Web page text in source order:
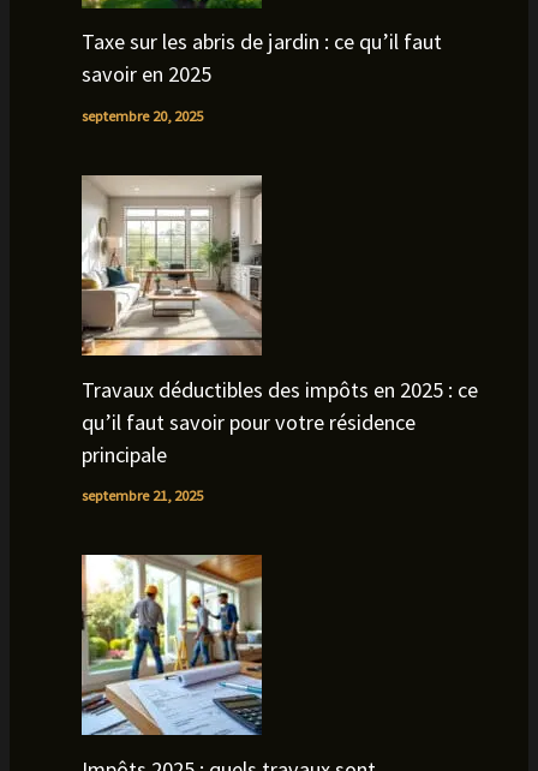
Taxe sur les abris de jardin : ce qu’il faut
savoir en 2025
septembre 20, 2025
Travaux déductibles des impôts en 2025 : ce
qu’il faut savoir pour votre résidence
principale
septembre 21, 2025